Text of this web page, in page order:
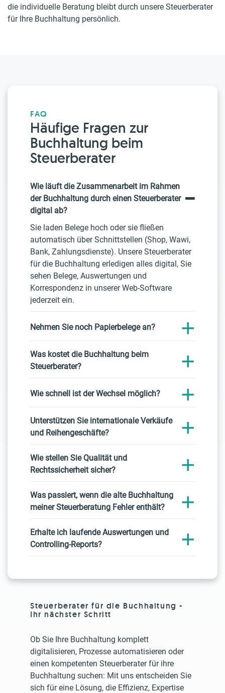
die individuelle Beratung bleibt durch unsere Steuerberater
für Ihre Buchhaltung persönlich.
FAQ
Häufige Fragen zur
Buchhaltung beim
Steuerberater
Wie läuft die Zusammenarbeit im Rahmen
der Buchhaltung durch einen Steuerberater
digital ab?
Sie laden Belege hoch oder sie fließen
automatisch über Schnittstellen (Shop, Wawi,
Bank, Zahlungsdienste). Unsere Steuerberater
für die Buchhaltung erledigen alles digital, Sie
sehen Belege, Auswertungen und
Korrespondenz in unserer Web-Software
jederzeit ein.
Nehmen Sie noch Papierbelege an?
Was kostet die Buchhaltung beim
Steuerberater?
Wie schnell ist der Wechsel möglich?
Unterstützen Sie internationale Verkäufe
und Reihengeschäfte?
Wie stellen Sie Qualität und
Rechtssicherheit sicher?
Was passiert, wenn die alte Buchhaltung
meiner Steuerberatung Fehler enthält?
Erhalte ich laufende Auswertungen und
Controlling-Reports?
Steuerberater für die Buchhaltung -
Ihr nächster Schritt
Ob Sie Ihre Buchhaltung komplett
digitalisieren, Prozesse automatisieren oder
einen kompetenten Steuerberater für ihre
Buchhaltung suchen: Mit uns entscheiden Sie
sich für eine Lösung, die Effizienz, Expertise